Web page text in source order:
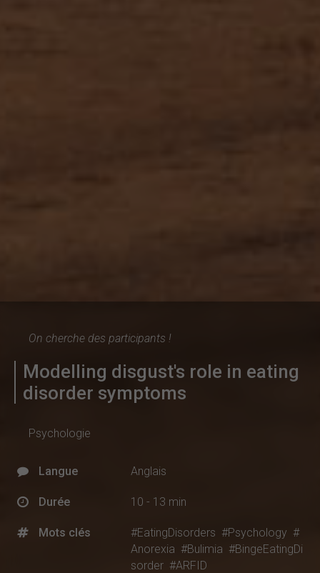
On cherche des participants !
Modelling disgust's role in eating
disorder symptoms
Psychologie
Langue Anglais
Durée 10 - 13 min
Mots clés #EatingDisorders #Psychology #
Anorexia #Bulimia #BingeEatingDi
sorder #ARFID